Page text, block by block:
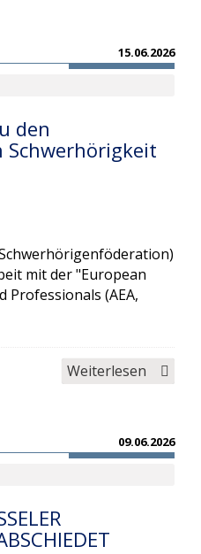
Suchen
15.06.2026
den
Schwerhörigkeit
mit der "European
Professionals (AEA,
Weiterlesen
09.06.2026